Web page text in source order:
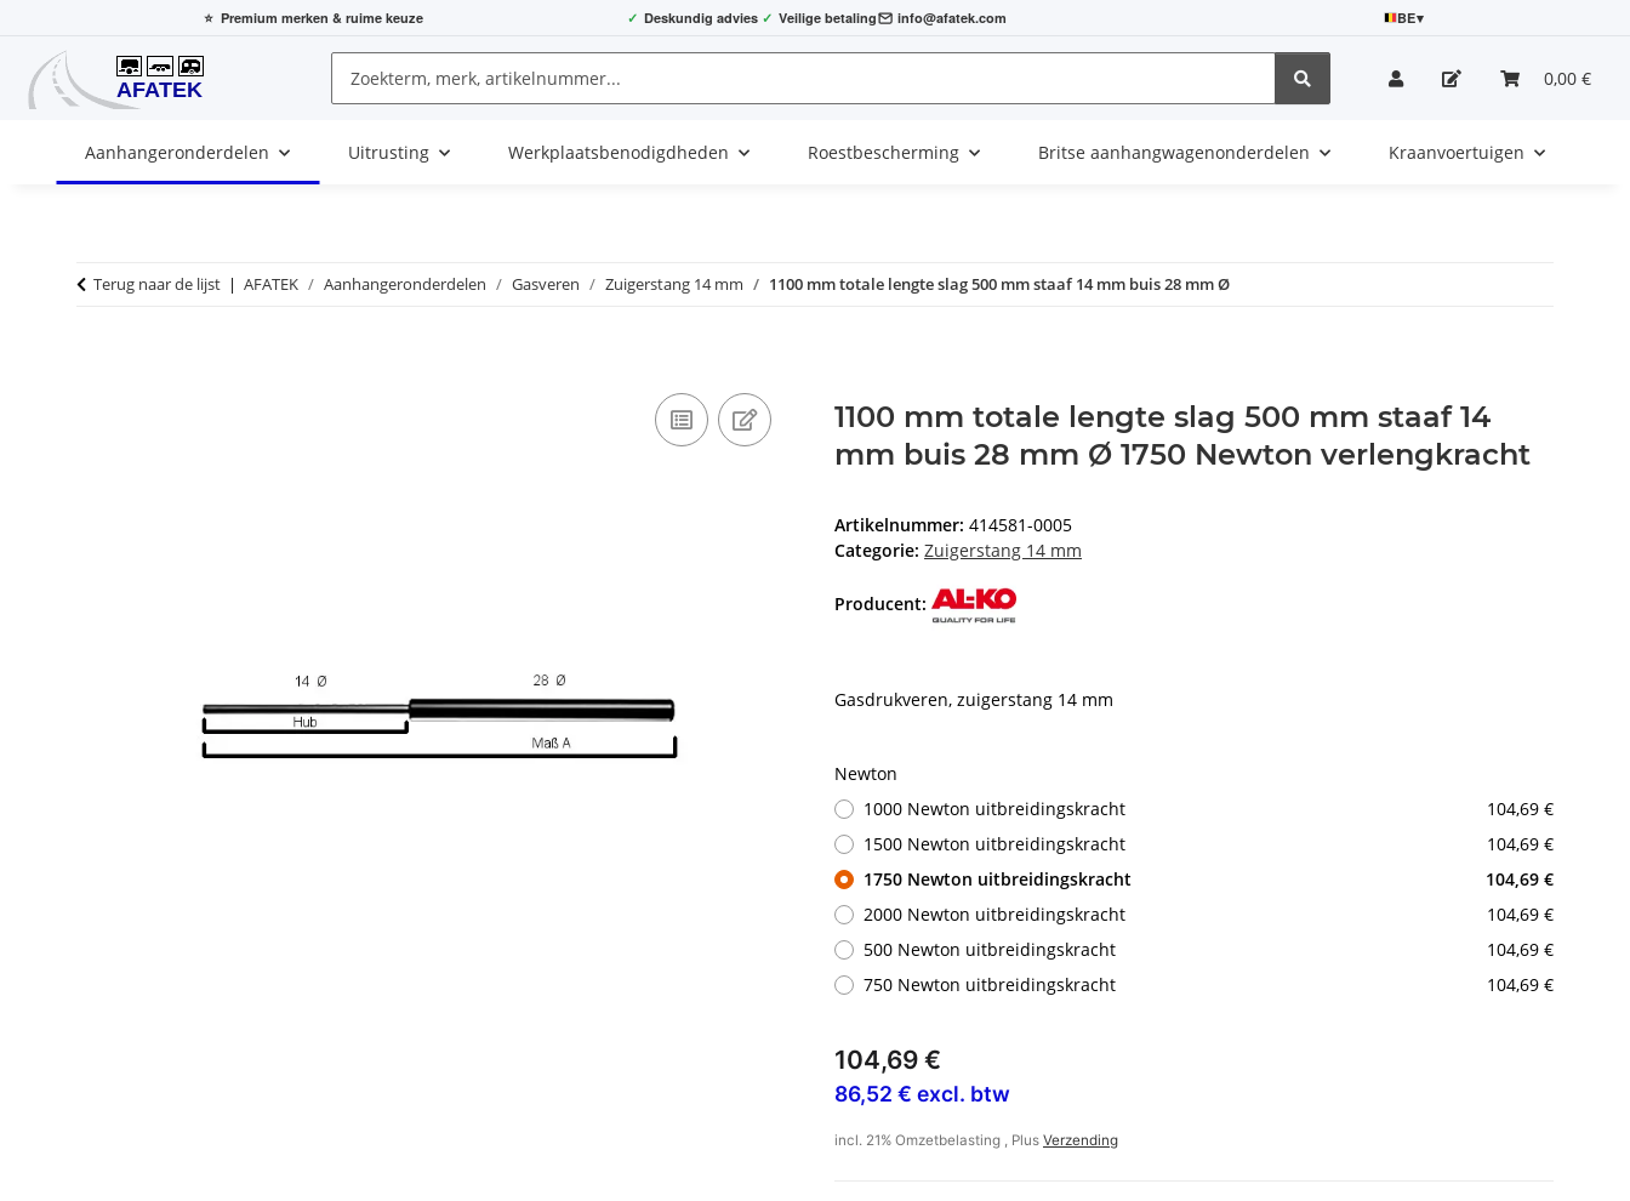
⭐ Premium merken & ruime keuze ✓ Deskundig advies ✓ Veilige betaling info@afatek.com BE▾
0,00 €
Aanhangeronderdelen Uitrusting Werkplaatsbenodigdheden Roestbescherming Britse aanhangwagenonderdelen Kraanvoertuigen
Terug naar de lijst AFATEK Aanhangeronderdelen Gasveren Zuigerstang 14 mm 1100 mm totale lengte slag 500 mm staaf 14 mm buis 28 mm Ø
1100 mm totale lengte slag 500 mm staaf 14
mm buis 28 mm Ø 1750 Newton verlengkracht
Artikelnummer: 414581-0005
Categorie: Zuigerstang 14 mm
Producent:
Gasdrukveren, zuigerstang 14 mm
Newton
1000 Newton uitbreidingskracht
104,69 €
1500 Newton uitbreidingskracht
104,69 €
1750 Newton uitbreidingskracht
104,69 €
2000 Newton uitbreidingskracht
104,69 €
500 Newton uitbreidingskracht
104,69 €
750 Newton uitbreidingskracht
104,69 €
104,69 €
86,52 € excl. btw
incl. 21% Omzetbelasting , Plus Verzending